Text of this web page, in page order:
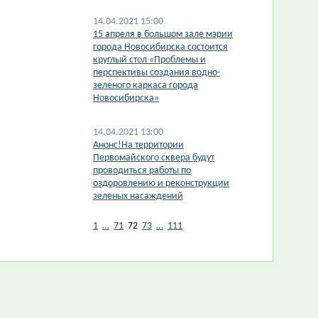
14.04.2021 15:00
​15 апреля в большом зале мэрии
города Новосибирска состоится
круглый стол «Проблемы и
перспективы создания водно-
зеленого каркаса города
Новосибирска»
14.04.2021 13:00
Анонс!На территории
Первомайского сквера будут
проводиться работы по
оздоровлению и реконструкции
зеленых насаждений
1 … 71 72 73 … 111